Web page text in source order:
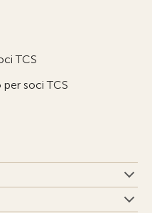
TCS
soci TCS